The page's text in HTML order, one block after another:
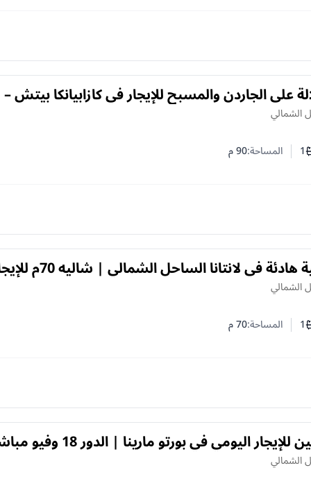
على الجاردن والمسبح للإيجار في كازابيانكا بيتش –
الشمالي
النوم
الحمامات1 المساحة:90م
إقامة صيفية هادئة في لانتانا الساحل الشمالي
الشمالي
النوم
الحمامات1 المساحة:70م
شاليه غرفتين للإيجار اليومي في بورتو مارينا |
الشمالي